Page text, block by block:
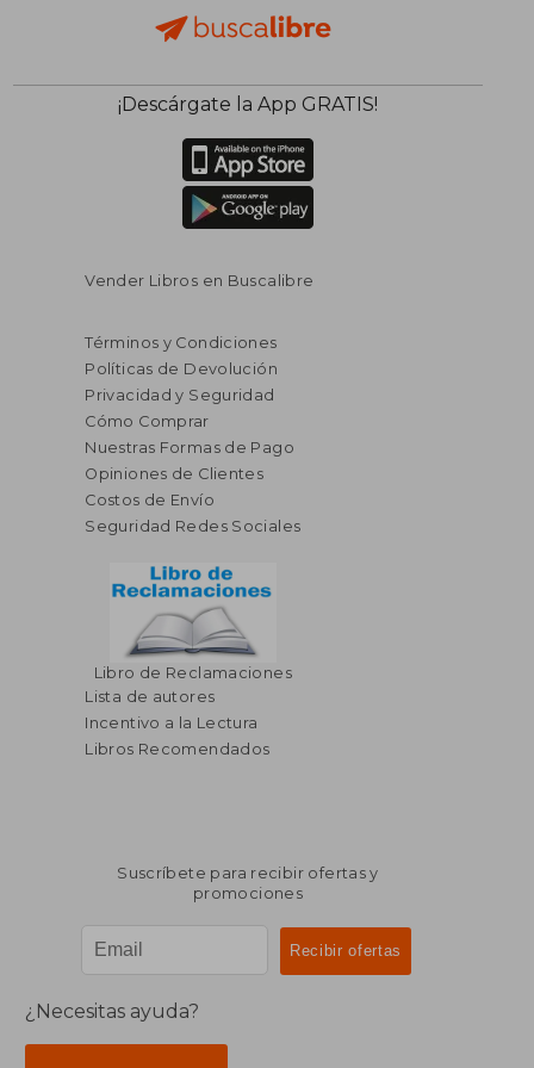
¡Descárgate la App GRATIS!
Vender Libros en Buscalibre
Términos y Condiciones
Políticas de Devolución
Privacidad y Seguridad
Cómo Comprar
Nuestras Formas de Pago
Opiniones de Clientes
Costos de Envío
Seguridad Redes Sociales
Libro de Reclamaciones
Lista de autores
Incentivo a la Lectura
Libros Recomendados
Suscríbete para recibir ofertas y
promociones
¿Necesitas ayuda?